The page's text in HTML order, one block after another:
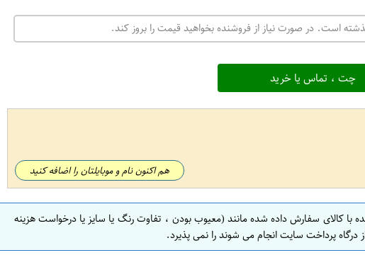
است. در صورت نیاز از فروشنده بخواهید قیمت را بروز کند.
چت ، تماس یا خرید
هم اکنون نام و موبایلتان را اضافه کنید
با کالای سفارش داده شده مانند (معیوب بودن ، تفاوت رنگ یا سایز یا درخواست هزینه
پرداخت سایت انجام می شوند را نمی پذیرد.